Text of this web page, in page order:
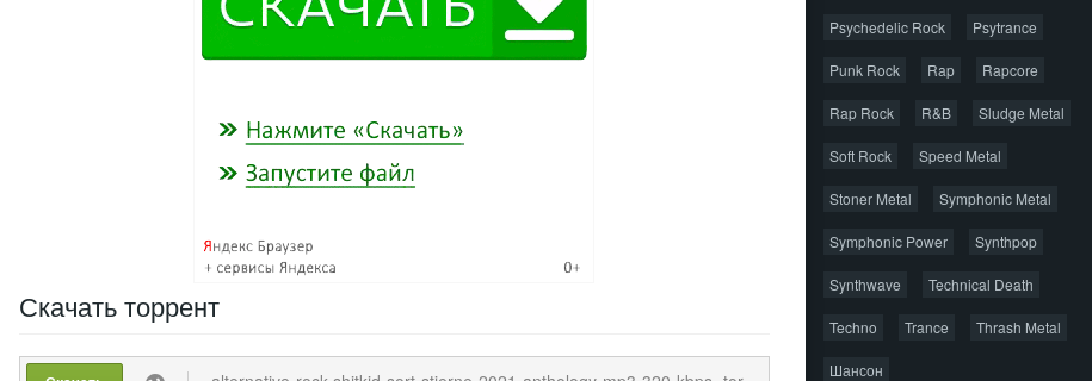
Скачатьторрент
Psychedelic Rock Psytrance
Punk Rock Rap Rapcore
Rap Rock R&B Sludge Metal
Soft Rock Speed Metal
Stoner Metal Symphonic Metal
Symphonic Power Synthpop
Synthwave Technical Death
Techno Trance Thrash Metal
Шансон